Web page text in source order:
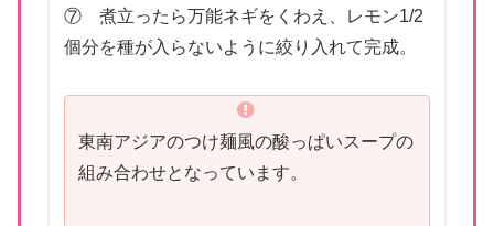
⑦ 煮立ったら万能ネギをくわえ、レモン1/2
個分を種が入らないように絞り入れて完成。
東南アジアのつけ麺風の酸っぱいスープの
組み合わせとなっています。